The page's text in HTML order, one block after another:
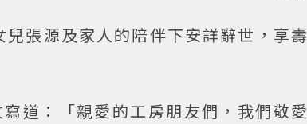
張源及家人的陪伴下安詳辭世，享壽
道：「親愛的工房朋友們，我們敬愛